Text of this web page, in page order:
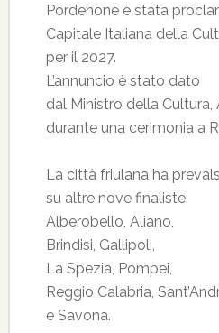
Pordenone è stata
Capitale Italiana della
per il 2027.
L’annuncio è stato dato
dal Ministro della Cultura,
durante una cerimonia a
La città friulana ha
su altre nove finaliste:
Alberobello, Aliano,
Brindisi, Gallipoli,
La Spezia, Pompei,
Reggio Calabria,
e Savona.